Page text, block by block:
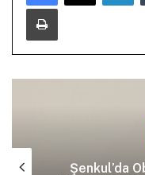
Yazdır
Şenkul’da